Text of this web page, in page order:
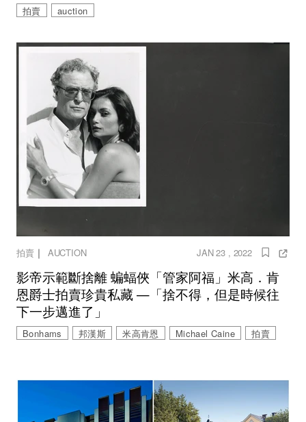
拍賣
auction
拍賣｜ AUCTION JAN 23 , 2022
影帝示範斷捨離 蝙蝠俠「管家阿福」米高．肯
恩爵士拍賣珍貴私藏 —「捨不得，但是時候往
下一步邁進了」
Bonhams 邦漢斯 米高肯恩 Michael Caine 拍賣